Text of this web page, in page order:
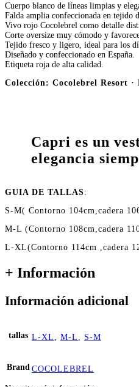
Cuerpo blanco de líneas limpias y
Falda amplia confeccionada en tejido
Vivo rojo Cocolebrel como detalle
Corte oversize muy cómodo y
Tejido fresco y ligero, ideal para los
Diseñado y confeccionado en España.
Etiqueta roja de alta calidad.
Colección: Cocolebrel Resort ·
Capri es un
elegancia
GUIA DE TALLAS:
S-M( Contorno 104cm,cadera
M-L (Contorno 108cm,cadera
L-XL(Contorno 114cm ,cadera
+ Información
Información adicional
tallas L-XL M-L S-M
Brand COCOLEBREL